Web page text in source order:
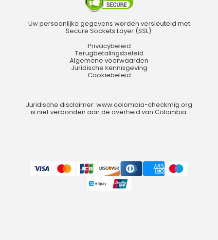
Uw persoonlijke gegevens worden versleuteld met
Secure Sockets Layer (SSL).
Privacybeleid
Terugbetalingsbeleid
Algemene voorwaarden
Juridische kennisgeving
Cookiebeleid
Juridische disclaimer: www.colombia-checkmig.org
is niet verbonden aan de overheid van Colombia.